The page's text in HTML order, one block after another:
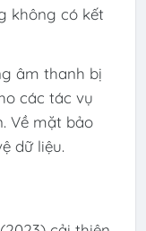
không có kết
âm thanh bị
các tác vụ
Về mặt bảo
dữ liệu.